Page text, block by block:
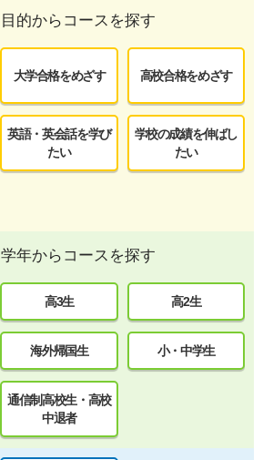
目的からコースを探す
大学合格をめざす 高校合格をめざす
英語・英会話を学び
たい
学校の成績を伸ばし
たい
学年からコースを探す
高3生 高2生
海外帰国生 小・中学生
通信制高校生・高校
中退者